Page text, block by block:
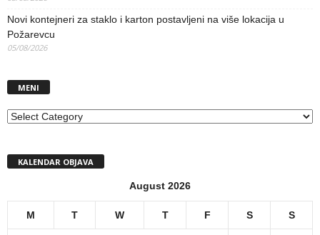
Novi kontejneri za staklo i karton postavljeni na više lokacija u
Požarevcu
05/08/2026
MENI
MENI
KALENDAR OBJAVA
August 2026
M T W T F S S